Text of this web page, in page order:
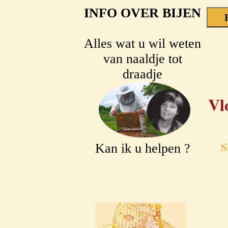
INFO OVER BIJEN
Alles wat u wil weten
van naaldje tot
draadje
Kan ik u helpen ?